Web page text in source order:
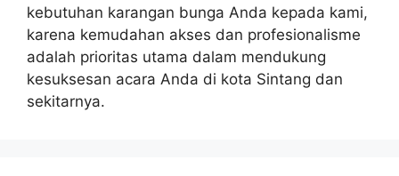
kebutuhan karangan bunga Anda kepada kami,
karena kemudahan akses dan profesionalisme
adalah prioritas utama dalam mendukung
kesuksesan acara Anda di kota Sintang dan
sekitarnya.